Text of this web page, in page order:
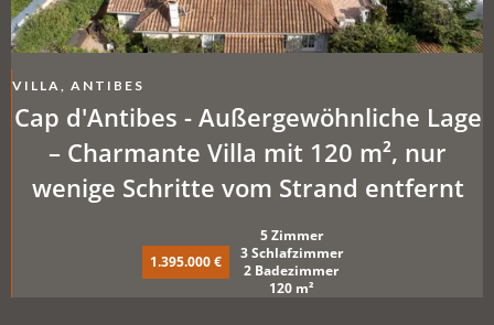
VILLA, ANTIBES
Cap d'Antibes - Außergewöhnliche Lage
– Charmante Villa mit 120 m², nur
wenige Schritte vom Strand entfernt
1.395.000 €
5 Zimmer
3 Schlafzimmer
2 Badezimmer
120 m²